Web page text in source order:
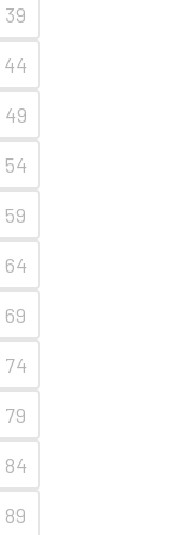
39
44
49
54
59
64
69
74
79
84
89